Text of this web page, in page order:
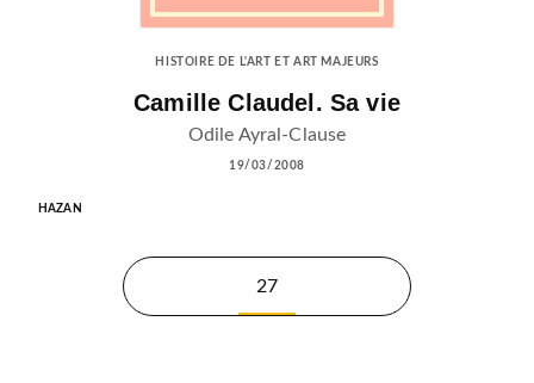
HISTOIRE DE L'ART ET ART MAJEURS
Camille Claudel. Sa vie
Odile Ayral-Clause
19/03/2008
HAZAN
27